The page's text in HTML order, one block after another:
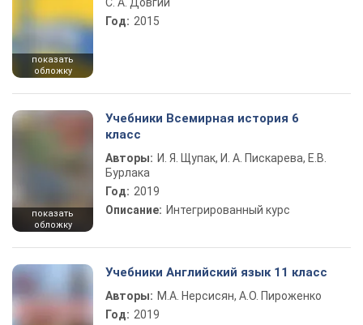
показать
обложку
С. А. Довгий
Год: 2015
показать
обложку
Учебники Всемирная история 6
класс
Авторы: И. Я. Щупак, И. А. Пискарева, Е.В.
Бурлака
Год: 2019
Описание: Интегрированный курс
Учебники Английский язык 11 класс
Авторы: М.А. Нерсисян, А.О. Пироженко
Год: 2019